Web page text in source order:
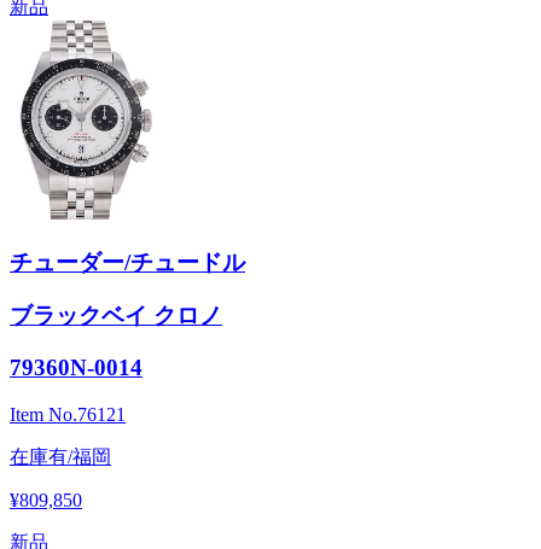
新品
チューダー/チュードル
ブラックベイ クロノ
79360N-0014
Item No.76121
在庫有/福岡
¥809,850
新品